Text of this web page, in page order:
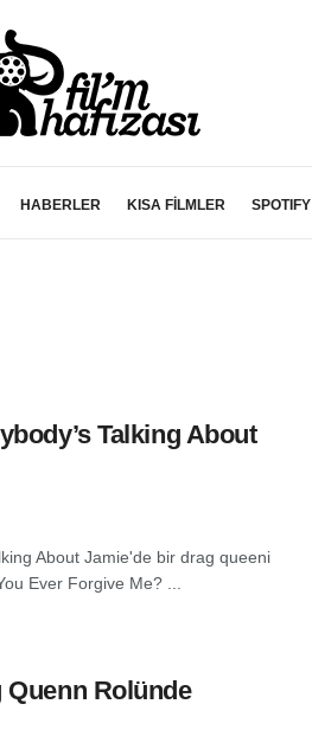
HABERLER KISA FİLMLER SPOTIFY
Talking About
About Jamie'de bir drag queeni
Ever Forgive Me? ...
Quenn Rolünde